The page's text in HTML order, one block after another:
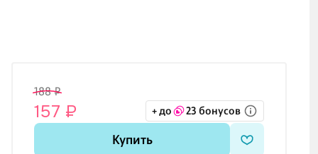
188 ₽
157 ₽ + до 23 бонусов
Купить